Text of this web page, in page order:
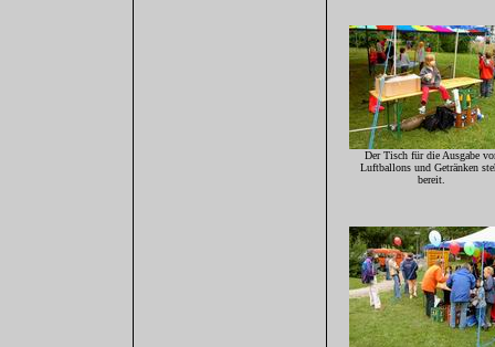
Der Tisch für die Ausgabe
Luftballons und Getränken
bereit.